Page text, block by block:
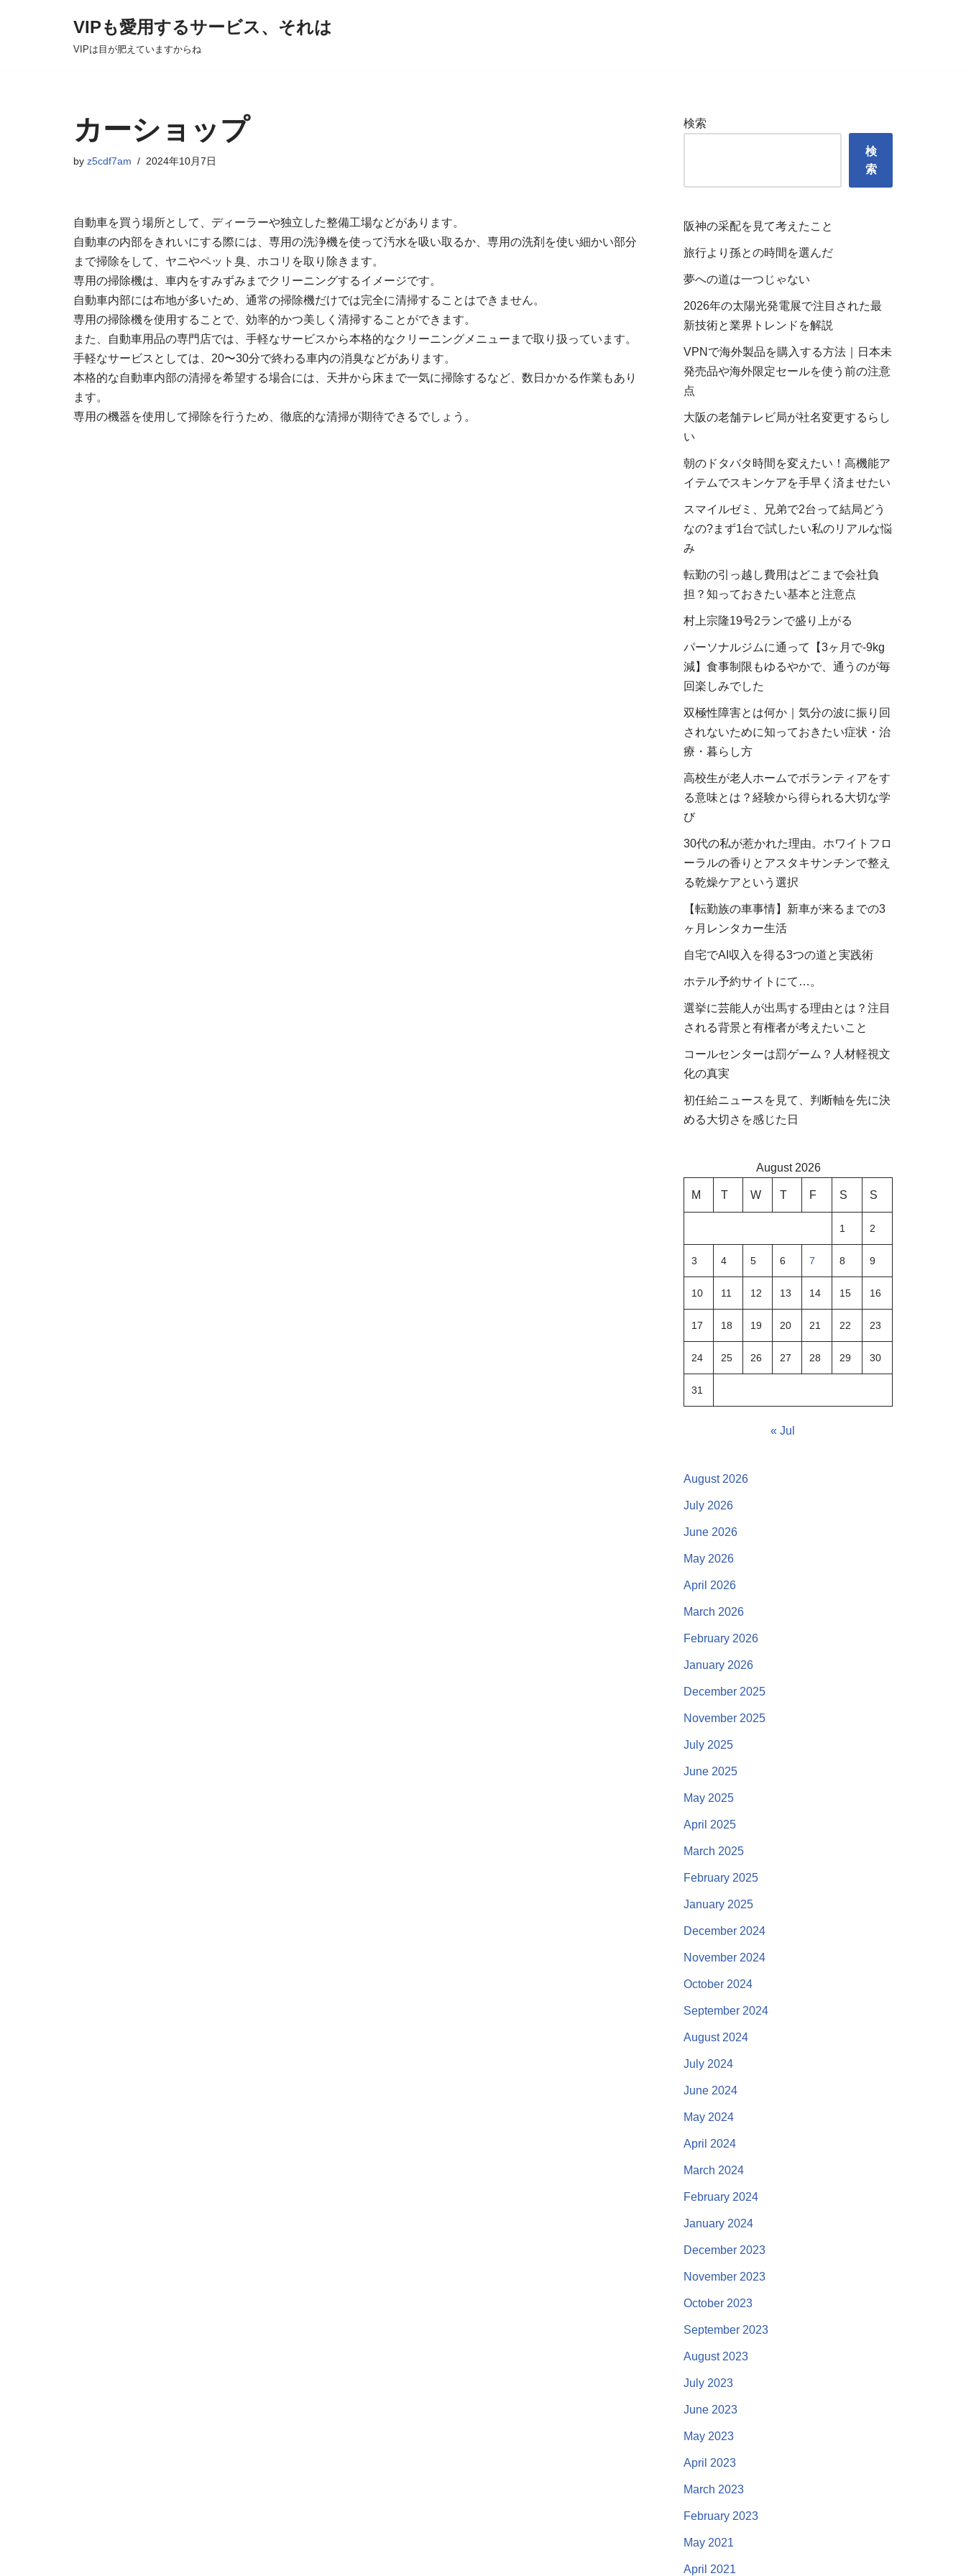
VIPも愛用するサービス、それは
VIPは目が肥えていますからね
カーショップ
by z5cdf7am 2024年10月7日
自動車を買う場所として、ディーラーや独立した整備工場などがあります。
自動車の内部をきれいにする際には、専用の洗浄機を使って汚水を吸い取るか、専用の洗剤を使い細かい部分
まで掃除をして、ヤニやペット臭、ホコリを取り除きます。
専用の掃除機は、車内をすみずみまでクリーニングするイメージです。
自動車内部には布地が多いため、通常の掃除機だけでは完全に清掃することはできません。
専用の掃除機を使用することで、効率的かつ美しく清掃することができます。
また、自動車用品の専門店では、手軽なサービスから本格的なクリーニングメニューまで取り扱っています。
手軽なサービスとしては、20〜30分で終わる車内の消臭などがあります。
本格的な自動車内部の清掃を希望する場合には、天井から床まで一気に掃除するなど、数日かかる作業もあり
ます。
専用の機器を使用して掃除を行うため、徹底的な清掃が期待できるでしょう。
検索
検
索
阪神の采配を見て考えたこと
旅行より孫との時間を選んだ
夢への道は一つじゃない
2026年の太陽光発電展で注目された最
新技術と業界トレンドを解説
VPNで海外製品を購入する方法｜日本未
発売品や海外限定セールを使う前の注意
点
大阪の老舗テレビ局が社名変更するらし
い
朝のドタバタ時間を変えたい！高機能ア
イテムでスキンケアを手早く済ませたい
スマイルゼミ、兄弟で2台って結局どう
なの?まず1台で試したい私のリアルな悩
み
転勤の引っ越し費用はどこまで会社負
担？知っておきたい基本と注意点
村上宗隆19号2ランで盛り上がる
パーソナルジムに通って【3ヶ月で-9kg
減】食事制限もゆるやかで、通うのが毎
回楽しみでした
双極性障害とは何か｜気分の波に振り回
されないために知っておきたい症状・治
療・暮らし方
高校生が老人ホームでボランティアをす
る意味とは？経験から得られる大切な学
び
30代の私が惹かれた理由。ホワイトフロ
ーラルの香りとアスタキサンチンで整え
る乾燥ケアという選択
【転勤族の車事情】新車が来るまでの3
ヶ月レンタカー生活
自宅でAI収入を得る3つの道と実践術
ホテル予約サイトにて…。
選挙に芸能人が出馬する理由とは？注目
される背景と有権者が考えたいこと
コールセンターは罰ゲーム？人材軽視文
化の真実
初任給ニュースを見て、判断軸を先に決
める大切さを感じた日
August 2026
M T W T F S S
1 2
3 4 5 6 7 8 9
10 11 12 13 14 15 16
17 18 19 20 21 22 23
24 25 26 27 28 29 30
31
« Jul
August 2026
July 2026
June 2026
May 2026
April 2026
March 2026
February 2026
January 2026
December 2025
November 2025
July 2025
June 2025
May 2025
April 2025
March 2025
February 2025
January 2025
December 2024
November 2024
October 2024
September 2024
August 2024
July 2024
June 2024
May 2024
April 2024
March 2024
February 2024
January 2024
December 2023
November 2023
October 2023
September 2023
August 2023
July 2023
June 2023
May 2023
April 2023
March 2023
February 2023
May 2021
April 2021